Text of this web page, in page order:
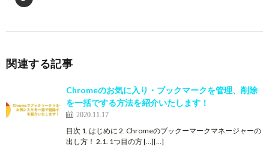
関連する記事
Chromeのお気に入り・ブックマークを管理、削除
を一括でする方法を紹介いたします！
2020.11.17
目次 1. はじめに 2. Chromeのブックーマークマネージャーの
出し方！ 2.1. 1つ目の方 […][…]